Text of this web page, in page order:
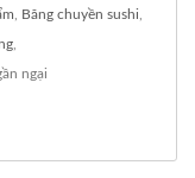
, Băng chuyền sushi,
,
ngại